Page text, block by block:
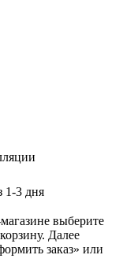
1-3 дня
выберите
Далее
заказ» или